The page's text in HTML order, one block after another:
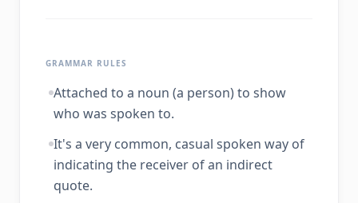
GRAMMAR RULES
Attached to a noun (a person) to show
who was spoken to.
It's a very common, casual spoken way of
indicating the receiver of an indirect
quote.